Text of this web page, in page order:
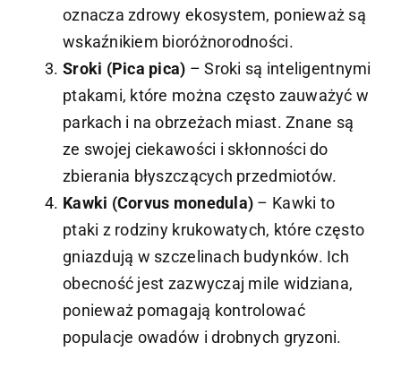
oznacza zdrowy ekosystem, ponieważ są
wskaźnikiem bioróżnorodności.
Sroki (Pica pica) – Sroki są inteligentnymi
ptakami, które można często zauważyć w
parkach i na obrzeżach miast. Znane są
ze swojej ciekawości i skłonności do
zbierania błyszczących przedmiotów.
Kawki (Corvus monedula) – Kawki to
ptaki z rodziny krukowatych, które często
gniazdują w szczelinach budynków. Ich
obecność jest zazwyczaj mile widziana,
ponieważ pomagają kontrolować
populacje owadów i drobnych gryzoni.